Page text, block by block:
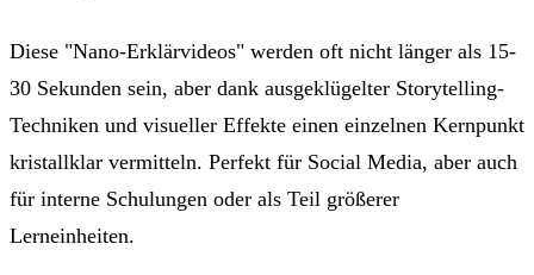
Diese "Nano-Erklärvideos" werden oft nicht länger als 15-
30 Sekunden sein, aber dank ausgeklügelter Storytelling-
Techniken und visueller Effekte einen einzelnen Kernpunkt
kristallklar vermitteln. Perfekt für Social Media, aber auch
für interne Schulungen oder als Teil größerer
Lerneinheiten.